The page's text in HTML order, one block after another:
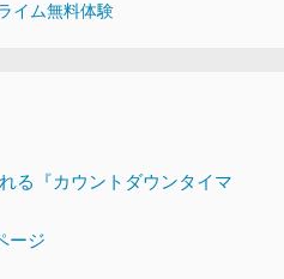
イム無料体験
る『カウントダウンタイマ
ージ